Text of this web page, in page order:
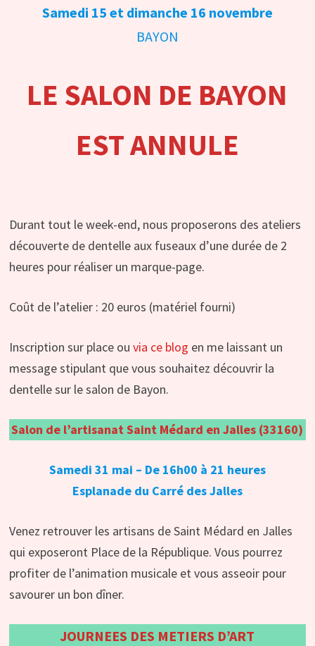
Samedi 15 et dimanche 16 novembre
BAYON
LE SALON DE BAYON
EST ANNULE
Durant tout le week-end, nous proposerons des ateliers
découverte de dentelle aux fuseaux d’une durée de 2
heures pour réaliser un marque-page.
Coût de l’atelier : 20 euros (matériel fourni)
Inscription sur place ou via ce blog en me laissant un
message stipulant que vous souhaitez découvrir la
dentelle sur le salon de Bayon.
Salon de l’artisanat Saint Médard en Jalles (33160)
Samedi 31 mai – De 16h00 à 21 heures
Esplanade du Carré des Jalles
Venez retrouver les artisans de Saint Médard en Jalles
qui exposeront Place de la République. Vous pourrez
profiter de l’animation musicale et vous asseoir pour
savourer un bon dîner.
JOURNEES DES METIERS D’ART